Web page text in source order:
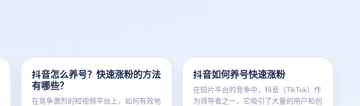
抖音怎么养号？快速涨粉的方法
有哪些？
在竞争激烈的短视频平台上，如何有效地
抖音如何养号快速涨粉
在短片平台的竞争中，抖音（TikTok）作
为领导者之一，它吸引了大量的用户和创